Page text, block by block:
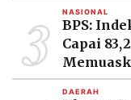
PRAMUDITA
3 NASIONAL
BPS:
Capai
DAERAH